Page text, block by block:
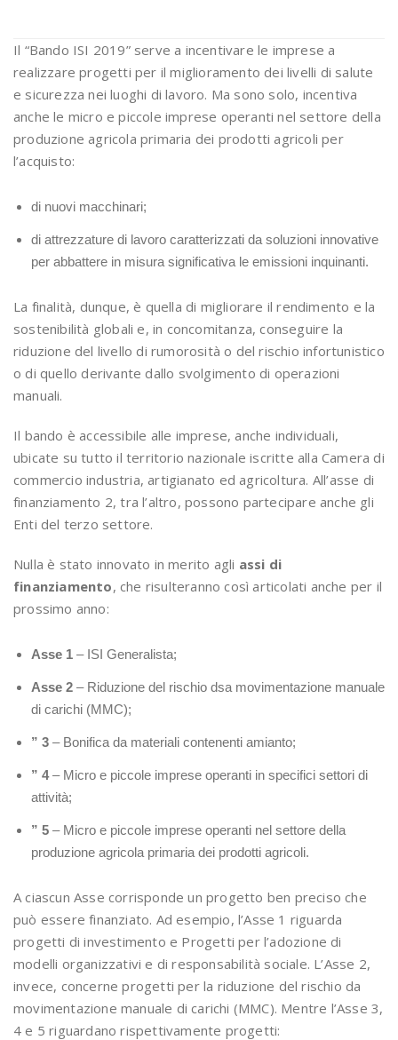
Il “Bando ISI 2019” serve a incentivare le imprese a
realizzare progetti per il miglioramento dei livelli di salute
e sicurezza nei luoghi di lavoro. Ma sono solo, incentiva
anche le micro e piccole imprese operanti nel settore della
produzione agricola primaria dei prodotti agricoli per
l’acquisto:
di nuovi macchinari;
di attrezzature di lavoro caratterizzati da soluzioni innovative
per abbattere in misura significativa le emissioni inquinanti.
La finalità, dunque, è quella di migliorare il rendimento e la
sostenibilità globali e, in concomitanza, conseguire la
riduzione del livello di rumorosità o del rischio infortunistico
o di quello derivante dallo svolgimento di operazioni
manuali.
Il bando è accessibile alle imprese, anche individuali,
ubicate su tutto il territorio nazionale iscritte alla Camera di
commercio industria, artigianato ed agricoltura. All’asse di
finanziamento 2, tra l’altro, possono partecipare anche gli
Enti del terzo settore.
Nulla è stato innovato in merito agli assi di
finanziamento, che risulteranno così articolati anche per il
prossimo anno:
Asse 1 – ISI Generalista;
Asse 2 – Riduzione del rischio dsa movimentazione manuale
di carichi (MMC);
” 3 – Bonifica da materiali contenenti amianto;
” 4– Micro e piccole imprese operanti in specifici settori di
attività;
” 5 – Micro e piccole imprese operanti nel settore della
produzione agricola primaria dei prodotti agricoli.
A ciascun Asse corrisponde un progetto ben preciso che
può essere finanziato. Ad esempio, l’Asse 1 riguarda
progetti di investimento e Progetti per l’adozione di
modelli organizzativi e di responsabilità sociale. L’Asse 2,
invece, concerne progetti per la riduzione del rischio da
movimentazione manuale di carichi (MMC). Mentre l’Asse 3,
4 e 5 riguardano rispettivamente progetti: